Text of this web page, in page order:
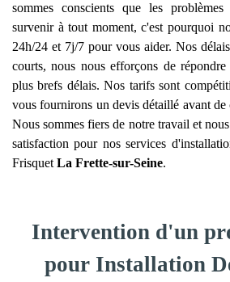
sommes conscients que les
survenir à tout moment, c'est pourquoi
24h/24 et 7j/7 pour vous aider. Nos
courts, nous nous efforçons de
plus brefs délais. Nos tarifs sont
vous fournirons un devis détaillé avant de
Nous sommes fiers de notre travail et
satisfaction pour nos services
Frisquet La Frette-sur-Seine.
Intervention d'un
pour Installation